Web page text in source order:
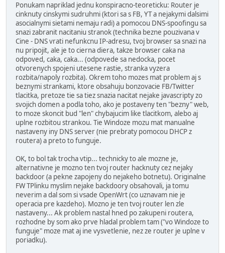
Ponukam napriklad jednu konspiracno-teoreticku: Router je
cinknuty cinskymi sudruhmi (ktori sa s FB, YT a nejakymi dalsimi
asocialnymi sietami nemaju radi) a pomocou DNS-spoofingu sa
snazi zabranit nacitaniu stranok (technika bezne pouzivana v
Cine - DNS vrati nefunkcnu IP-adresu, tvoj browser sa snazi na
nu pripojit, ale je to cierna diera, takze browser caka na
odpoved, caka, caka... (odpovede sa nedocka, pocet
otvorenych spojeni utesene rastie, stranka vyzera
rozbita/napoly rozbita). Okrem toho mozes mat problem aj s
beznymi strankami, ktore obsahuju bonzovacie FB/Twitter
tlacitka, pretoze tie sa tiez snazia nacitat nejake javascripty zo
svojich domen a podla toho, ako je postaveny ten "bezny" web,
to moze skoncit bud "len" chybajucim like tlacitkom, alebo aj
uplne rozbitou strankou. Tie Windoze mozu mat manualne
nastaveny iny DNS server (nie prebraty pomocou DHCP z
routera) a preto to funguje.
OK, to bol tak trocha vtip... technicky to ale mozne je,
alternativne je mozno ten tvoj router hacknuty cez nejaky
backdoor (a pekne zapojeny do nejakeho botnetu). Originalne
FW TPlinku myslim nejake backdoory obsahovali, ja tomu
neverim a dal som si vsade OpenWrt (co uznavam nie je
operacia pre kazdeho). Mozno je ten tvoj router len zle
nastaveny... Ak problem nastal hned po zakupeni routera,
rozhodne by som ako prve hladal problem tam ("vo Windoze to
funguje" moze mat aj ine vysvetlenie, nez ze router je uplne v
poriadku).